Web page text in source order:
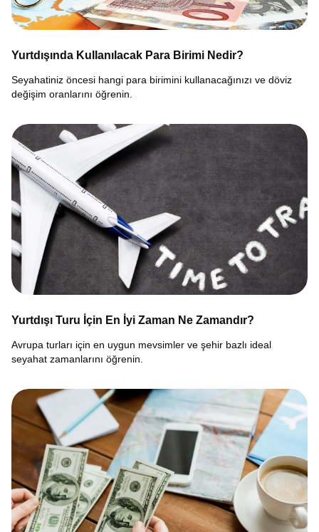
Yurtdışında Kullanılacak Para Birimi Nedir?
Seyahatiniz öncesi hangi para birimini kullanacağınızı ve döviz
değişim oranlarını öğrenin.
Yurtdışı Turu İçin En İyi Zaman Ne Zamandır?
Avrupa turları için en uygun mevsimler ve şehir bazlı ideal
seyahat zamanlarını öğrenin.